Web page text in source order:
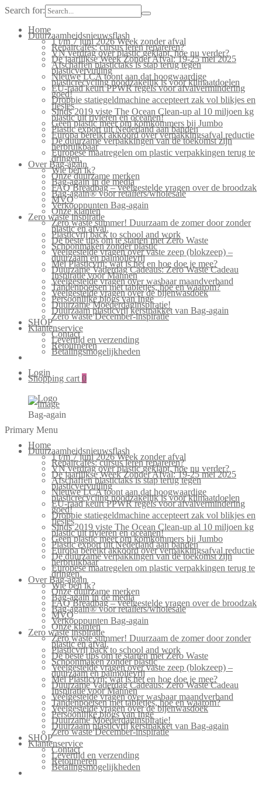
Search for:
Home
Duurzaamheidsnieuwsflash
1 t/m 7 juni 2026 Week zonder afval
Repaircafés: cursus leren repareren?
VN verdrag over plastic geklapt, hoe nu verder?
De jaarlijkse Week Zonder Afval: 19-25 mei 2025
Afschaffen plastictaks is stap terug tegen
plasticvervuiling
Nieuwe LCA toont aan dat hoogwaardige
plasticrecycling noodzakelijk is voor klimaatdoelen
EU-raad keurt PPWR regels voor afvalvermindering
goed!
Droppie statiegeldmachine accepteert zak vol blikjes en
flesjes
Sinds 2019 viste The Ocean Clean-up al 10 miljoen kg
plastic uit rivieren en oceanen!
Geen plastic meer om komkommers bij Jumbo
Plastic export uit Nederland aan banden
Europa bereikt akkoord over verpakkingsafval reductie
De duurzame verpakkingen van de toekomst zijn
herbruikbaar
Europese maatregelen om plastic verpakkingen terug te
dringen.
Over Bag-again
Wie ben ik?
Onze duurzame merken
Bag-again in de media
FAQ Breadbag – veelgestelde vragen over de broodzak
Bag-again® voor retailers/wholesale
MVO
Verkooppunten Bag-again
Onze klanten
Zero waste inspiratie
Zero waste summer! Duurzaam de zomer door zonder
plastic en afval.
Plasticvrij back to school and work
De beste tips om te starten met Zero Waste
Schoonmaken zonder plastic
Veelgestelde vragen over vaste zeep (blokzeep) –
duurzaam en palmolievrij
Mei Plasticvrij: wat is het en hoe doe je mee?
Duurzame Vaderdag Cadeaus: Zero Waste Cadeau
Inspiratie voor Mannen
Veelgestelde vragen over wasbaar maandverband
Tandenpoetsen met tabletjes, hoe en waarom?
Veelgestelde vragen over de bijenwasdoek
Persoonlijke blogs van Inge
Duurzame Moederdaginspiratie!
Duurzaam plasticvrij kerstpakket van Bag-again
Zero waste December-inspiratie
SHOP
Klantenservice
Contact
Levertijd en verzending
Retourneren
Betalingsmogelijkheden
Login
Shopping cart 0
Bag-again
Primary Menu
Home
Duurzaamheidsnieuwsflash
1 t/m 7 juni 2026 Week zonder afval
Repaircafés: cursus leren repareren?
VN verdrag over plastic geklapt, hoe nu verder?
De jaarlijkse Week Zonder Afval: 19-25 mei 2025
Afschaffen plastictaks is stap terug tegen
plasticvervuiling
Nieuwe LCA toont aan dat hoogwaardige
plasticrecycling noodzakelijk is voor klimaatdoelen
EU-raad keurt PPWR regels voor afvalvermindering
goed!
Droppie statiegeldmachine accepteert zak vol blikjes en
flesjes
Sinds 2019 viste The Ocean Clean-up al 10 miljoen kg
plastic uit rivieren en oceanen!
Geen plastic meer om komkommers bij Jumbo
Plastic export uit Nederland aan banden
Europa bereikt akkoord over verpakkingsafval reductie
De duurzame verpakkingen van de toekomst zijn
herbruikbaar
Europese maatregelen om plastic verpakkingen terug te
dringen.
Over Bag-again
Wie ben ik?
Onze duurzame merken
Bag-again in de media
FAQ Breadbag – veelgestelde vragen over de broodzak
Bag-again® voor retailers/wholesale
MVO
Verkooppunten Bag-again
Onze klanten
Zero waste inspiratie
Zero waste summer! Duurzaam de zomer door zonder
plastic en afval.
Plasticvrij back to school and work
De beste tips om te starten met Zero Waste
Schoonmaken zonder plastic
Veelgestelde vragen over vaste zeep (blokzeep) –
duurzaam en palmolievrij
Mei Plasticvrij: wat is het en hoe doe je mee?
Duurzame Vaderdag Cadeaus: Zero Waste Cadeau
Inspiratie voor Mannen
Veelgestelde vragen over wasbaar maandverband
Tandenpoetsen met tabletjes, hoe en waarom?
Veelgestelde vragen over de bijenwasdoek
Persoonlijke blogs van Inge
Duurzame Moederdaginspiratie!
Duurzaam plasticvrij kerstpakket van Bag-again
Zero waste December-inspiratie
SHOP
Klantenservice
Contact
Levertijd en verzending
Retourneren
Betalingsmogelijkheden